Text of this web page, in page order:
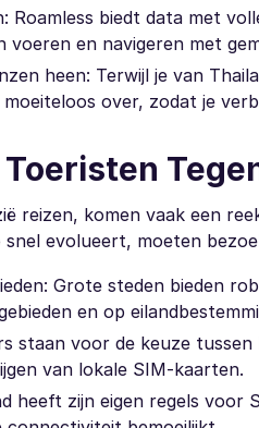
Roamless biedt data met
voeren en navigeren met
heen: Terwijl je van
moeiteloos over, zodat je
reizen, komen vaak een
snel evolueert, moeten
Grote steden bieden
en op
staan voor de keuze
van lokale SIM-kaarten.
heeft zijn eigen regels